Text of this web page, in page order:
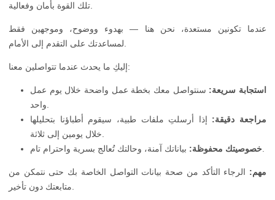
عندما تكونين مستعدة، نحن هنا — بهدوء ووضوح، وموجهين فقط
إليكِ ما يحدث عندما تتواصلين معنا:
استجابة سريعة: سنتواصل معك بخطة عمل واضحة خلال يوم عمل
مراجعة دقيقة: إذا أرسلتِ ملفات طبية، سيقوم أطباؤنا بتحليلها
خصوصيتك محفوظة:
مهم: الرجاء التأكد من صحة بيانات التواصل الخاصة بك حتى نتمكن من